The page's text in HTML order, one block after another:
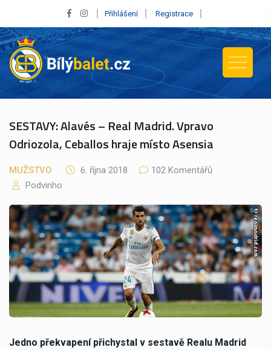
Přihlášení Registrace
SESTAVY: Alavés – Real Madrid. Vpravo
Odriozola, Ceballos hraje místo Asensia
MUŽSTVO 6. října 2018
102 Komentářů
Podvinho
Jedno překvapení přichystal v sestavě Realu Madrid